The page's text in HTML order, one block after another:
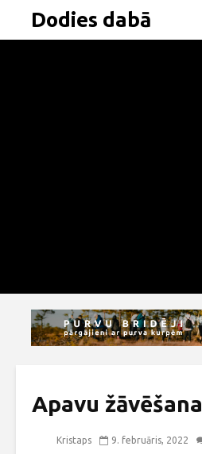
Dodies dabā
Apavu žāvēšana
Kristaps 9. februāris, 2022